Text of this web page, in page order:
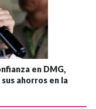
en DMG,
ahorros en la